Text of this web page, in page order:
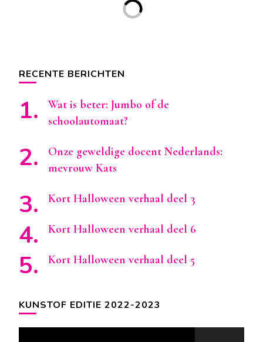
RECENTE BERICHTEN
Wat is beter: Jumbo of de
schoolautomaat?
Onze geweldige docent Nederlands:
mevrouw Kats
Kort Halloween verhaal deel 3
Kort Halloween verhaal deel 6
Kort Halloween verhaal deel 5
KUNSTOF EDITIE 2022-2023